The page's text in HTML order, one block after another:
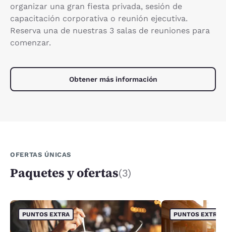
organizar una gran fiesta privada, sesión de
capacitación corporativa o reunión ejecutiva.
Reserva una de nuestras 3 salas de reuniones para
comenzar.
Obtener más información
OFERTAS ÚNICAS
Paquetes y ofertas(3)
PUNTOS EXTRA PUNTOS EXTRA